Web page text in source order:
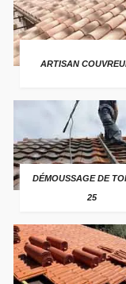
ARTISAN
DÉMOUSSAGE DE
25